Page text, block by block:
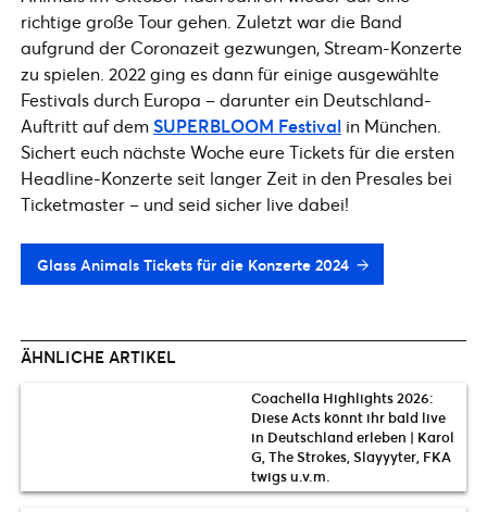
richtige große Tour gehen. Zuletzt war die Band
aufgrund der Coronazeit gezwungen, Stream-Konzerte
zu spielen. 2022 ging es dann für einige ausgewählte
Festivals durch Europa – darunter ein Deutschland-
Auftritt auf dem SUPERBLOOM Festival in München.
Sichert euch nächste Woche eure Tickets für die ersten
Headline-Konzerte seit langer Zeit in den Presales bei
Ticketmaster – und seid sicher live dabei!
Glass Animals Tickets für die Konzerte 2024
ÄHNLICHE ARTIKEL
Coachella Highlights 2026:
Diese Acts könnt ihr bald live
in Deutschland erleben | Karol
G, The Strokes, Slayyyter, FKA
twigs u.v.m.